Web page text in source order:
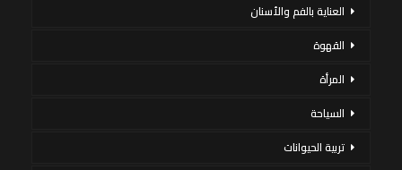
العناية بالفم والأسنان
القهوة
المرأة
السياحة
تربية الحيوانات